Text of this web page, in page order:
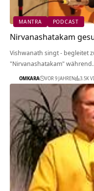
MANTRA PODCAST
Nirvanashatakam
Vishwanath singt - begleitet
"Nirvanashatakam"
OMKARA VOR 9 JAHREN 3.5K